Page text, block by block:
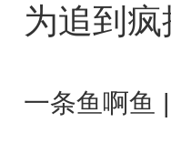
为追到
一条鱼啊鱼